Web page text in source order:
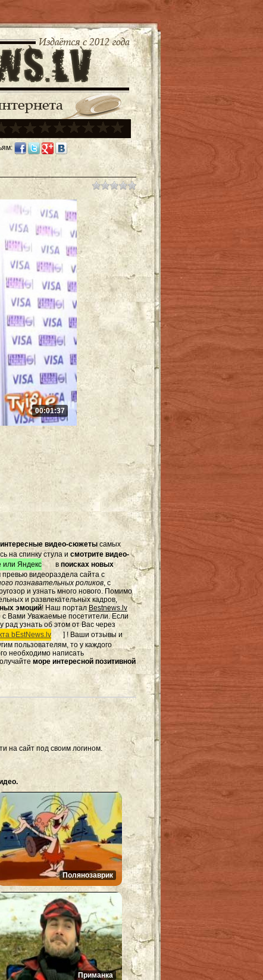
00:01:37
интересные видео-сюжеты самых
на спинку стула и смотрите видео-
или Яндекс в поисках новых
видеораздела сайта с
познавательных роликов, с
и узнать много нового. Помимо
и развлекательных кадров,
эмоций! Наш портал Bestnews.lv
с Вами Уважаемые посетители. Если
узнать об этом от Вас через
bEstNews.lv
] ! Ваши отзывы и
пользователям, то у каждого
необходимо написать
море интересной позитивной
на сайт под своим логином.
Полянозаврик
Приманка